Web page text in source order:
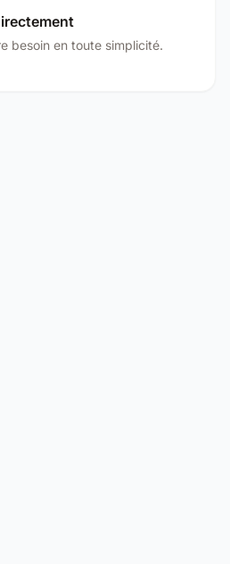
besoin en toute simplicité.